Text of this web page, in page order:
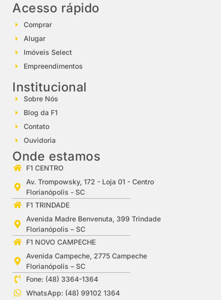
Acesso rápido
Comprar
Alugar
Imóveis Select
Empreendimentos
Institucional
Sobre Nós
Blog da F1
Contato
Ouvidoria
Onde estamos
F1 CENTRO
Av. Trompowsky, 172 - Loja 01 - Centro
Florianópolis - SC
F1 TRINDADE
Avenida Madre Benvenuta, 399 Trindade
Florianópolis – SC
F1 NOVO CAMPECHE
Avenida Campeche, 2775 Campeche
Florianópolis – SC
Fone: (48) 3364-1364
WhatsApp: (48) 99102 1364